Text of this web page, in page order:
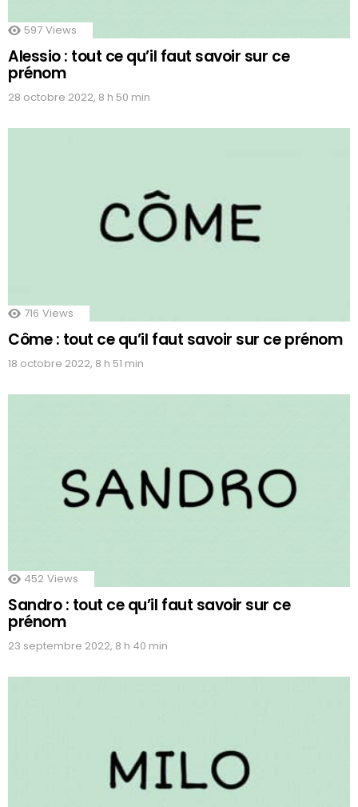
597 Views
Alessio : tout ce qu’il faut savoir sur ce
prénom
28 octobre 2022, 8 h 50 min
716 Views
Côme : tout ce qu’il faut savoir sur ce prénom
18 octobre 2022, 8 h 51 min
452 Views
Sandro : tout ce qu’il faut savoir sur ce
prénom
23 septembre 2022, 8 h 40 min